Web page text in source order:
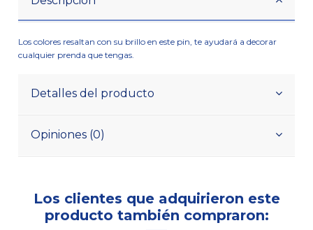
Los colores resaltan con su brillo en este pin, te ayudará a decorar
cualquier prenda que tengas.
Detalles del producto
Opiniones (0)
Los clientes que adquirieron este
producto también compraron: